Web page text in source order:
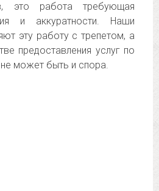
это работа требующая
и аккуратности. Наши
эту работу с трепетом, а
предоставления услуг по
может быть и спора.